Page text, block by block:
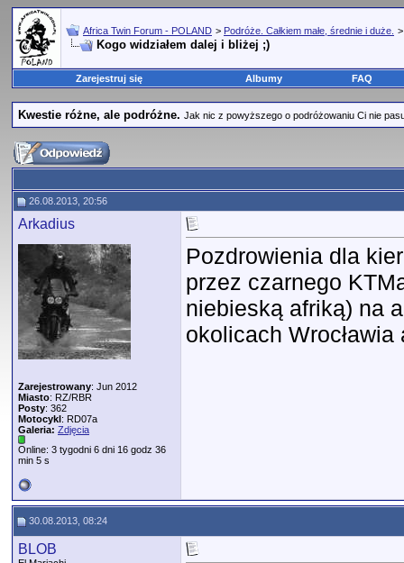
Africa Twin Forum - POLAND > Podróże. Całkiem małe, średnie i duże.
Kogo widziałem dalej i bliżej ;)
Zarejestruj się Albumy FAQ
Kwestie różne, ale podróżne. Jak nic z powyższego o podróżowaniu Ci nie
26.08.2013, 20:56
Arkadius
Zarejestrowany: Jun 2012
Miasto: RZ/RBR
Posty: 362
Motocykl: RD07a
Galeria: Zdjęcia
Online: 3 tygodni 6 dni 16 godz 36
min 5 s
Pozdrowienia dla
przez czarnego
niebieską afriką) na
okolicach
30.08.2013, 08:24
BLOB